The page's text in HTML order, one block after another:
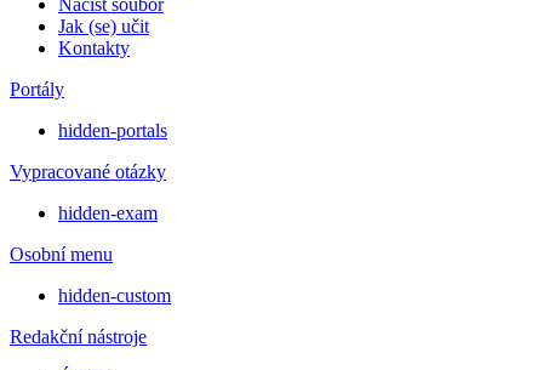
Jak (se) učit
Kontakty
Portály
hidden-portals
Vypracované otázky
hidden-exam
Osobní menu
hidden-custom
Redakční nástroje